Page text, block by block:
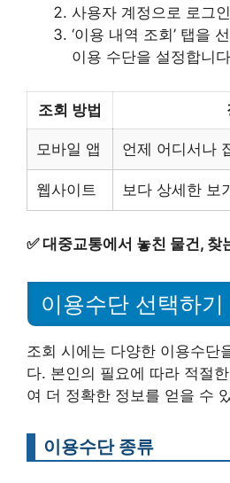
사용자 계정으로 로그
‘이용 내역 조회’ 탭을
이용 수단을 설정합니
조회 방법
모바일 앱 언제 어디서나
웹사이트 보다 상세한 보
✅대중교통에서 놓친 물건, 찾
이용수단 선택하기
조회 시에는 다양한 이용수단
다. 본인의 필요에 따라 적절
여 더 정확한 정보를 얻을 수
이용수단 종류